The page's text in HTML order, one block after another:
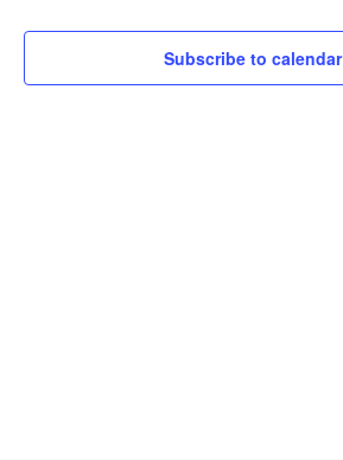
Kowali
Zespół
Subscribe to calendar